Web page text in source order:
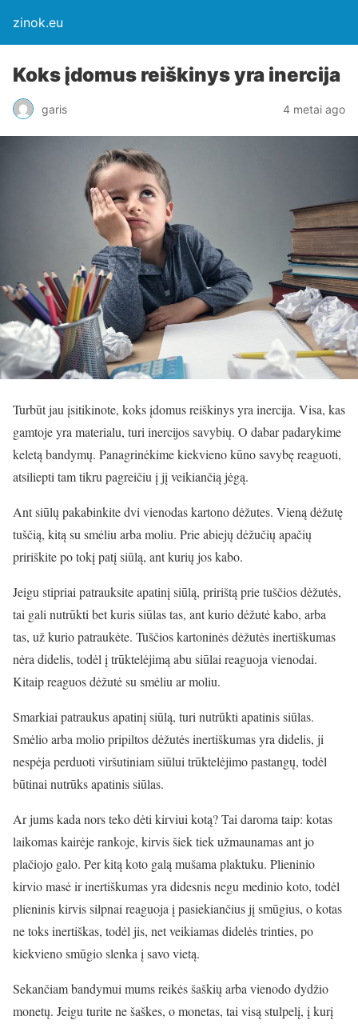
zinok.eu
Koks įdomus reiškinys yra inercija
garis 4 metai ago
Turbūt jau įsitikinote, koks įdomus reiškinys yra inercija. Visa, kas
gamtoje yra materialu, turi inercijos savybių. O dabar padarykime
keletą bandymų. Panagrinėkime kiekvieno kūno savybę reaguoti,
atsiliepti tam tikru pagreičiu į jį veikiančią jėgą.
Ant siūlų pakabinkite dvi vienodas kartono dėžutes. Vieną dėžutę
tuščią, kitą su smėliu arba moliu. Prie abiejų dėžučių apačių
pririškite po tokį patį siūlą, ant kurių jos kabo.
Jeigu stipriai patrauksite apatinį siūlą, pririštą prie tuščios dėžutės,
tai gali nutrūkti bet kuris siūlas tas, ant kurio dėžutė kabo, arba
tas, už kurio patraukėte. Tuščios kartoninės dėžutės inertiškumas
nėra didelis, todėl į trūktelėjimą abu siūlai reaguoja vienodai.
Kitaip reaguos dėžutė su smėliu ar moliu.
Smarkiai patraukus apatinį siūlą, turi nutrūkti apatinis siūlas.
Smėlio arba molio pripiltos dėžutės inertiškumas yra didelis, ji
nespėja perduoti viršutiniam siūlui trūktelėjimo pastangų, todėl
būtinai nutrūks apatinis siūlas.
Ar jums kada nors teko dėti kirviui kotą? Tai daroma taip: kotas
laikomas kairėje rankoje, kirvis šiek tiek užmaunamas ant jo
plačiojo galo. Per kitą koto galą mušama plaktuku. Plieninio
kirvio masė ir inertiškumas yra didesnis negu medinio koto, todėl
plieninis kirvis silpnai reaguoja į pasiekiančius jį smūgius, o kotas
ne toks inertiškas, todėl jis, net veikiamas didelės trinties, po
kiekvieno smūgio slenka į savo vietą.
Sekančiam bandymui mums reikės šaškių arba vienodo dydžio
monetų. Jeigu turite ne šaškes, o monetas, tai visą stulpelį, į kurį